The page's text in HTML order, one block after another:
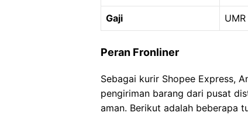
Gaji
Peran Fronliner
Sebagai kurir Shopee Express,
pengiriman barang dari pusat
aman. Berikut adalah beberapa